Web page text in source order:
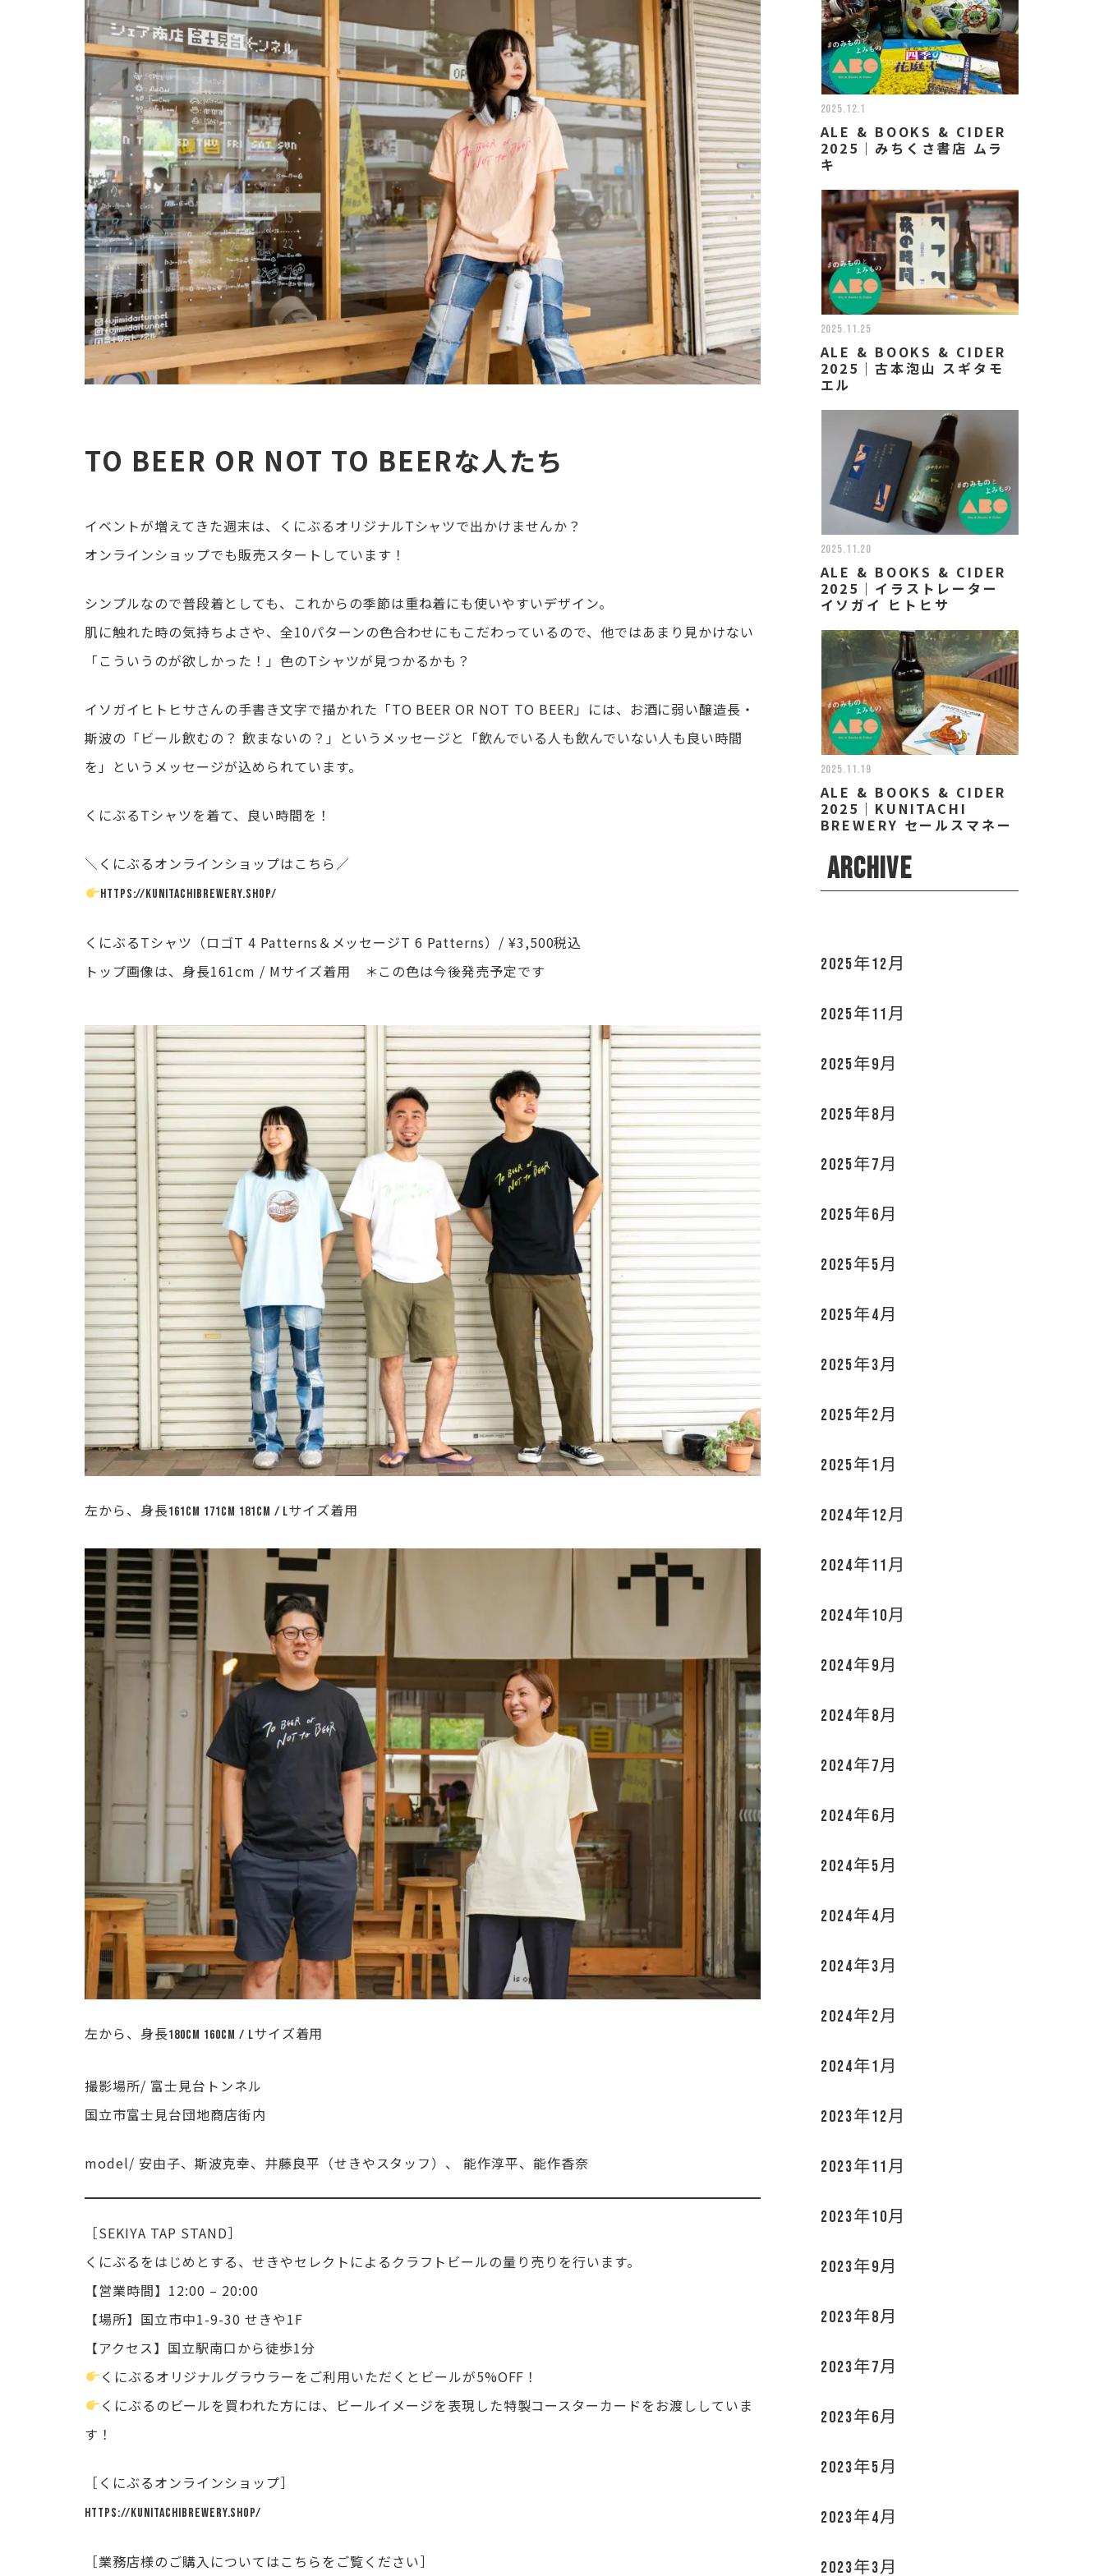
TO BEER OR NOT TO BEERな人たち
イベントが増えてきた週末は、くにぶるオリジナルTシャツで出かけませんか？
オンラインショップでも販売スタートしています！
シンプルなので普段着としても、これからの季節は重ね着にも使いやすいデザイン。
肌に触れた時の気持ちよさや、全10パターンの色合わせにもこだわっているので、他ではあまり見かけない
「こういうのが欲しかった！」色のTシャツが見つかるかも？
イソガイヒトヒサさんの手書き文字で描かれた「TO BEER OR NOT TO BEER」には、お酒に弱い醸造長・
斯波の「ビール飲むの？ 飲まないの？」というメッセージと「飲んでいる人も飲んでいない人も良い時間
を」というメッセージが込められています。
くにぶるTシャツを着て、良い時間を！
＼くにぶるオンラインショップはこちら／
https://kunitachibrewery.shop/
くにぶるTシャツ（ロゴT 4 Patterns＆メッセージT 6 Patterns）/ ¥3,500税込
トップ画像は、身長161cm / Mサイズ着用 ＊この色は今後発売予定です
左から、身長161cm 171cm 181cm / Lサイズ着用
左から、身長180cm 160cm / Lサイズ着用
撮影場所/ 富士見台トンネル
国立市富士見台団地商店街内
model/ 安由子、斯波克幸、井藤良平（せきやスタッフ）、 能作淳平、能作香奈
［SEKIYA TAP STAND］
くにぶるをはじめとする、せきやセレクトによるクラフトビールの量り売りを行います。
【営業時間】12:00 – 20:00
【場所】国立市中1-9-30 せきや1F
【アクセス】国立駅南口から徒歩1分
くにぶるオリジナルグラウラーをご利用いただくとビールが5%OFF！
くにぶるのビールを買われた方には、ビールイメージを表現した特製コースターカードをお渡ししていま
す！
［くにぶるオンラインショップ］
https://kunitachibrewery.shop/
［業務店様のご購入についてはこちらをご覧ください］
2025.12.1
ALE & BOOKS & CIDER
2025｜みちくさ書店 ムラ
キ
2025.11.25
ALE & BOOKS & CIDER
2025｜古本泡山 スギタモ
エル
2025.11.20
ALE & BOOKS & CIDER
2025｜イラストレーター
イソガイ ヒトヒサ
2025.11.19
ALE & BOOKS & CIDER
2025｜KUNITACHI
BREWERY セールスマネー
なお
ARCHIVE
2025年12月
2025年11月
2025年9月
2025年8月
2025年7月
2025年6月
2025年5月
2025年4月
2025年3月
2025年2月
2025年1月
2024年12月
2024年11月
2024年10月
2024年9月
2024年8月
2024年7月
2024年6月
2024年5月
2024年4月
2024年3月
2024年2月
2024年1月
2023年12月
2023年11月
2023年10月
2023年9月
2023年8月
2023年7月
2023年6月
2023年5月
2023年4月
2023年3月